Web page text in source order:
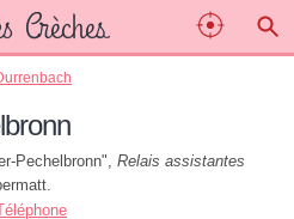
Pechelbronn", Relais assistantes